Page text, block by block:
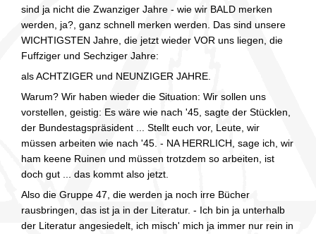
sind ja nicht die Zwanziger Jahre - wie wir BALD merken
werden, ja?, ganz schnell merken werden. Das sind unsere
WICHTIGSTEN Jahre, die jetzt wieder VOR uns liegen, die
Fuffziger und Sechziger Jahre:
als ACHTZIGER und NEUNZIGER JAHRE.
Warum? Wir haben wieder die Situation: Wir sollen uns
vorstellen, geistig: Es wäre wie nach '45, sagte der Stücklen,
der Bundestagspräsident ... Stellt euch vor, Leute, wir
müssen arbeiten wie nach '45. - NA HERRLICH, sage ich, wir
ham keene Ruinen und müssen trotzdem so arbeiten, ist
doch gut ... das kommt also jetzt.
Also die Gruppe 47, die werden ja noch irre Bücher
rausbringen, das ist ja in der Literatur. - Ich bin ja unterhalb
der Literatur angesiedelt, ich misch' mich ja immer nur rein in